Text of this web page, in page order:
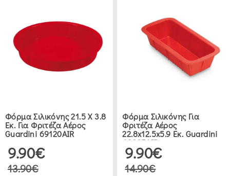
Φόρμα Σιλικόνης 21.5 Χ 3.8
Εκ. Για Φριτέζα Αέρος
Guardini 69120AIR
9.90€
13.90€
Φόρμα Σιλικόνης Για
Φριτέζα Αέρος
22.8x12.5x5.9 Εκ. Guardini
69325AIR
9.90€
14.90€